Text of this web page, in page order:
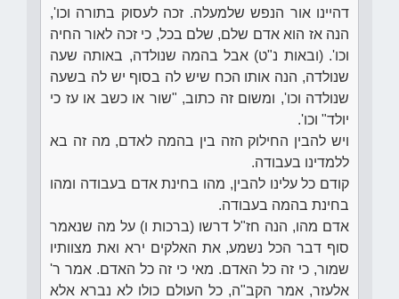
דהיינו אור הנפש שלמעלה. זכה לעסוק בתורה וכו',
הנה אז הוא אדם שלם, שלם בכל, כי זכה לאור החיה
וכו'. (ובאות נ"ט) אבל בהמה שנולדה, באותה שעה
שנולדה, הנה אותו הכח שיש לה בסוף יש לה בשעה
שנולדה וכו', ומשום זה כתוב, "שור או כשב או עז כי
יולד" וכו'.
ויש להבין החילוק הזה בין בהמה לאדם, מה זה בא
ללמדינו בעבודה.
קודם כל עלינו להבין, מהו בחינת אדם בעבודה ומהו
בחינת בהמה בעבודה.
אדם מהו, הנה חז"ל דרשו (ברכות ו) על מה שנאמר
סוף דבר הכל נשמע, את האלקים ירא ואת מצוותיו
שמור, כי זה כל האדם. מאי כי זה כל האדם. אמר ר'
אלעזר, אמר הקב"ה, כל העולם כולו לא נברא אלא